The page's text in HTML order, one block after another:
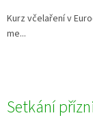
Kurz včelaření v
me...
Setkání